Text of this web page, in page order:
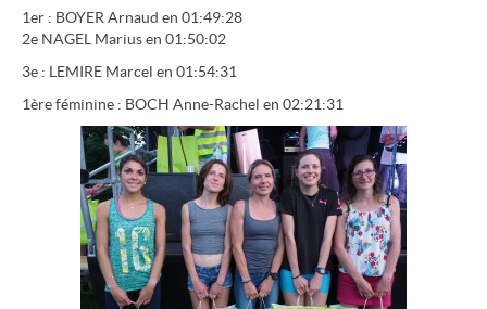
1er : BOYER Arnaud en 01:49:28
2e NAGEL Marius en 01:50:02
3e : LEMIRE Marcel en 01:54:31
1ère féminine : BOCH Anne-Rachel en 02:21:31